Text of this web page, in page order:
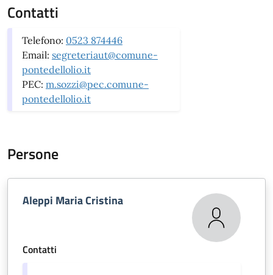
Contatti
Telefono: 0523 874446
Email: segreteriaut@comune-
pontedellolio.it
PEC: m.sozzi@pec.comune-
pontedellolio.it
Persone
Aleppi Maria Cristina
Contatti